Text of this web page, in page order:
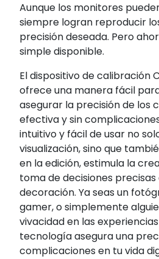
Aunque los monitores
siempre logran reproducir
precisión deseada. Pero
simple disponible.
El dispositivo de calibración
ofrece una manera fácil
asegurar la precisión de los
efectiva y sin
intuitivo y fácil de usar no
visualización, sino que
en la edición, estimula la
toma de decisiones
decoración. Ya seas un
gamer, o simplemente
vivacidad en las
tecnología asegura una
complicaciones en tu vida